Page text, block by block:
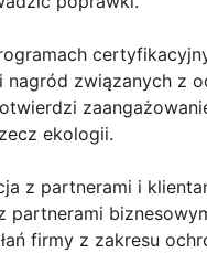
związanych z
ekologii.
z partnerami i
partnerami
firmy z zakresu